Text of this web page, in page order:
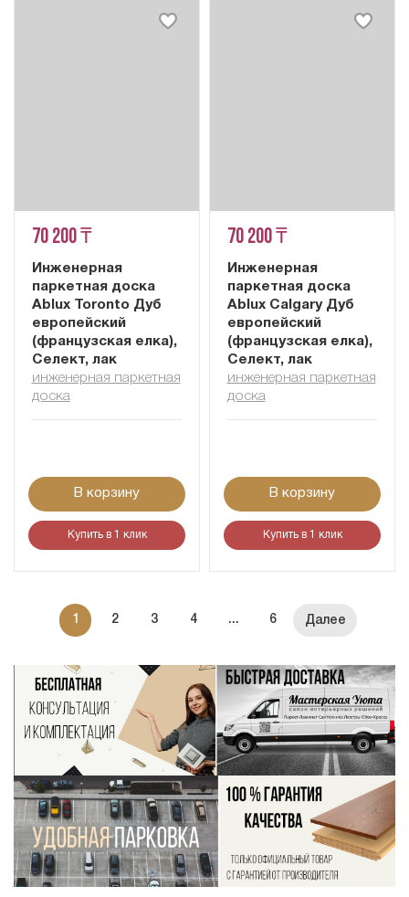
70 200 ₸
Инженерная
паркетная доска
Ablux Toronto Дуб
европейский
(французская елка),
Селект, лак
инженерная паркетная
доска
В корзину
Купить в 1 клик
70 200 ₸
Инженерная
паркетная доска
Ablux Calgary Дуб
европейский
(французская елка),
Селект, лак
инженерная паркетная
доска
В корзину
Купить в 1 клик
1 2 3 4 ... 6